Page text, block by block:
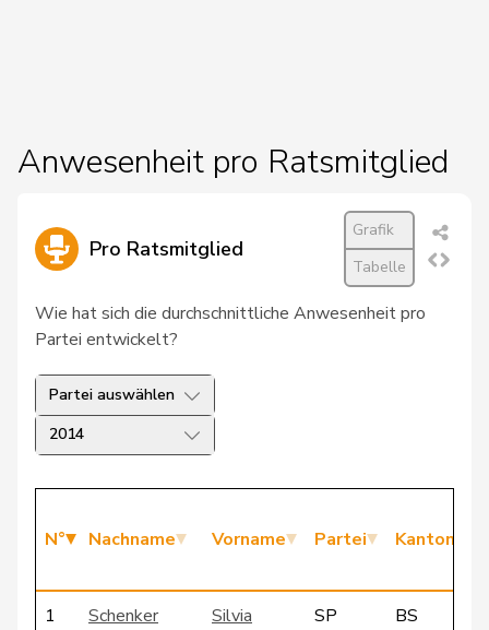
Anwesenheit pro Ratsmitglied
Pro Ratsmitglied
Grafik
Tabelle
Wie hat sich die durchschnittliche Anwesenheit pro
Partei entwickelt?
Partei auswählen
2014
N° Nachname Vorname Partei Kanton
1 Schenker Silvia SP BS